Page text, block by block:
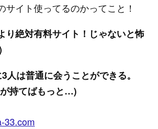
サイト使ってるのかってこと！
り絶対有料サイト！じゃないと怖
人は普通に会うことができる。
持てばもっと…)
33.com